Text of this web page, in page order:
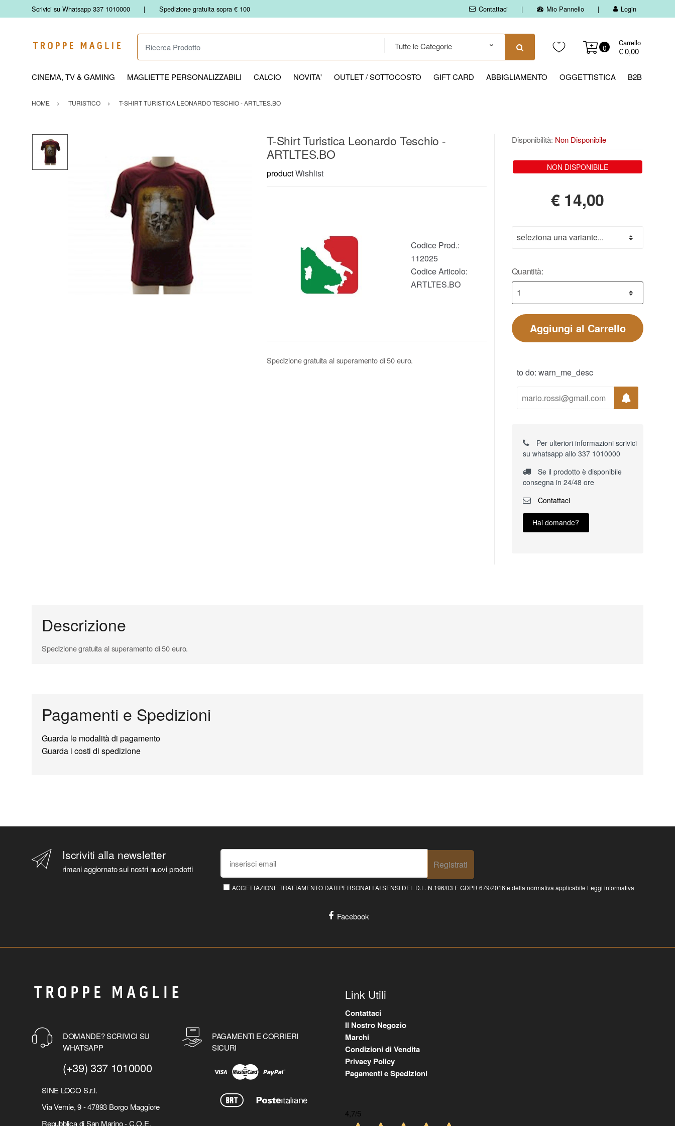
Scrivici su Whatsapp 337 1010000 Spedizione gratuita sopra € 100 Contattaci Mio Pannello Login
Ricerca Prodotto
0
Carrello
€ 0,00
CINEMA, TV & GAMING MAGLIETTE PERSONALIZZABILI CALCIO NOVITA' OUTLET / SOTTOCOSTO GIFT CARD ABBIGLIAMENTO OGGETTISTICA B2B
HOME TURISTICO T-SHIRT TURISTICA LEONARDO TESCHIO - ARTLTES.BO
T-Shirt Turistica Leonardo Teschio -
ARTLTES.BO
productWishlist
Codice Prod.:
112025
Codice Articolo:
ARTLTES.BO
Spedizione gratuita al superamento di 50 euro.
Disponibilità: Non Disponibile
NON DISPONIBILE
€ 14,00
Quantità:
Aggiungi al Carrello
to do: warn_me_desc
Per ulteriori informazioni scrivici
su whatsapp allo 337 1010000
Se il prodotto è disponibile
consegna in 24/48 ore
Contattaci
Hai domande?
Descrizione
Spedizione gratuita al superamento di 50 euro.
Pagamenti e Spedizioni
Guarda le modalità di pagamento
Guarda i costi di spedizione
Iscriviti alla newsletter
rimani aggiornato sui nostri nuovi prodotti Registrati
ACCETTAZIONE TRATTAMENTO DATI PERSONALI AI SENSI DEL D.L. N.196/03 E GDPR 679/2016 e della normativa applicabile Leggi informativa
Facebook
DOMANDE? SCRIVICI SU
WHATSAPP
(+39) 337 1010000
SINE LOCO S.r.l.
Via Vernie, 9 - 47893 Borgo Maggiore
Repubblica di San Marino - C.O.E.
PAGAMENTI E CORRIERI
SICURI
Link Utili
Contattaci
Il Nostro Negozio
Marchi
Condizioni di Vendita
Privacy Policy
Pagamenti e Spedizioni
4,7/5